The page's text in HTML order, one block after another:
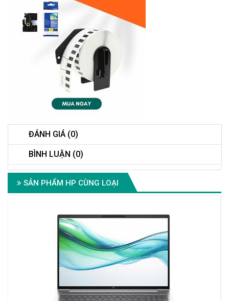
ĐÁNH GIÁ (0)
BÌNH LUẬN (0)
SẢN PHẨM HP CÙNG LOẠI